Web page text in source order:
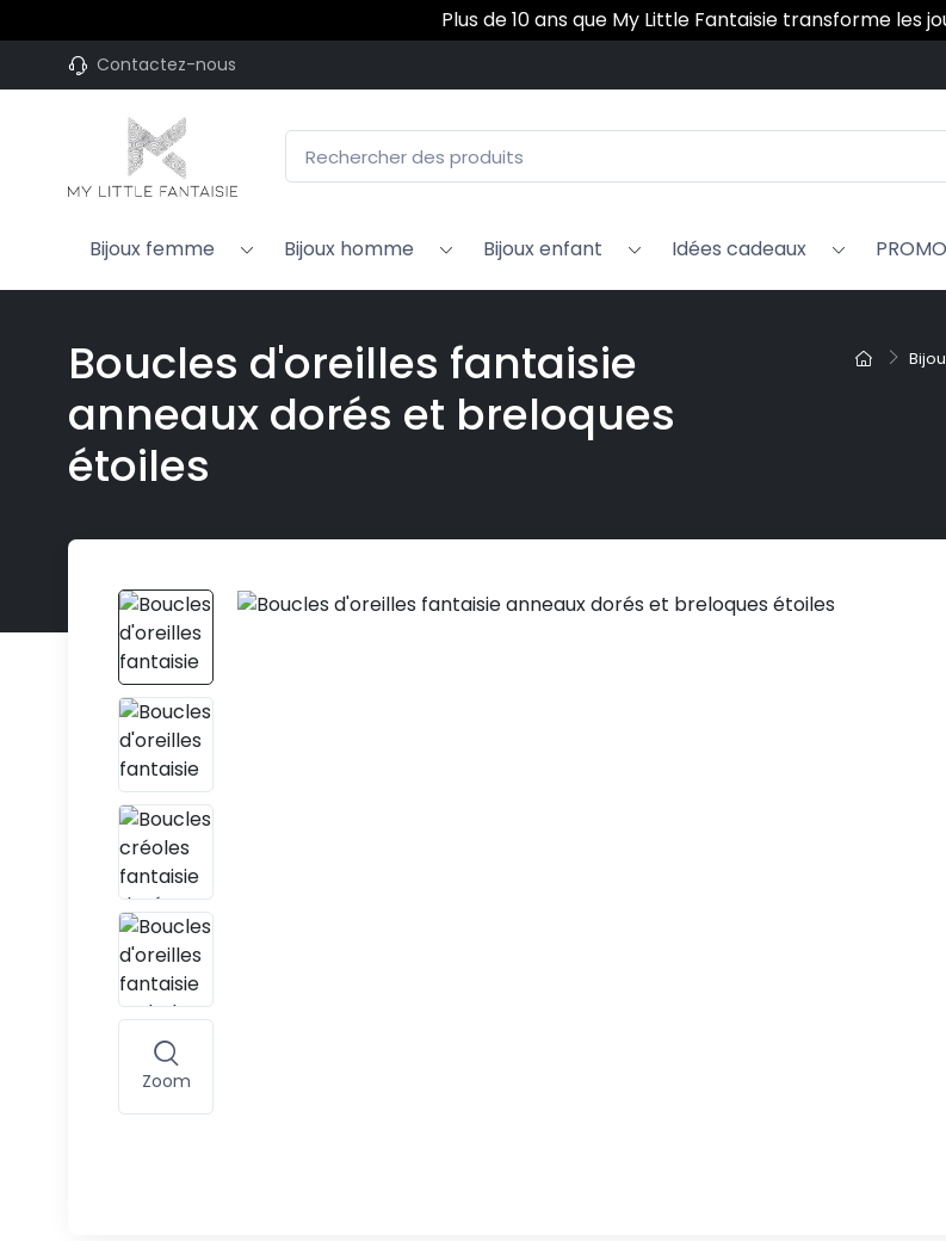
Plus de 10 ans que My Little Fantaisie transforme les
Contactez-nous
Bijoux femme Bijoux homme Bijoux enfant Idées cadeaux
Boucles d'oreilles fantaisie
anneaux dorés et breloques
étoiles
Zoom